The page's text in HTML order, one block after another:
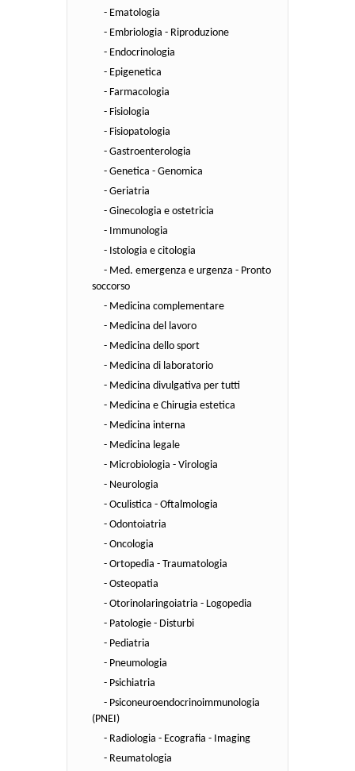
- Ematologia
- Embriologia - Riproduzione
- Endocrinologia
- Epigenetica
- Farmacologia
- Fisiologia
- Fisiopatologia
- Gastroenterologia
- Genetica - Genomica
- Geriatria
- Ginecologia e ostetricia
- Immunologia
- Istologia e citologia
- Med. emergenza e urgenza - Pronto
soccorso
- Medicina complementare
- Medicina del lavoro
- Medicina dello sport
- Medicina di laboratorio
- Medicina divulgativa per tutti
- Medicina e Chirugia estetica
- Medicina interna
- Medicina legale
- Microbiologia - Virologia
- Neurologia
- Oculistica - Oftalmologia
- Odontoiatria
- Oncologia
- Ortopedia - Traumatologia
- Osteopatia
- Otorinolaringoiatria - Logopedia
- Patologie - Disturbi
- Pediatria
- Pneumologia
- Psichiatria
- Psiconeuroendocrinoimmunologia
(PNEI)
- Radiologia - Ecografia - Imaging
- Reumatologia